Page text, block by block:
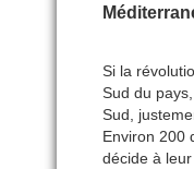
Si la
Sud du
Sud,
Environ 200
décide à